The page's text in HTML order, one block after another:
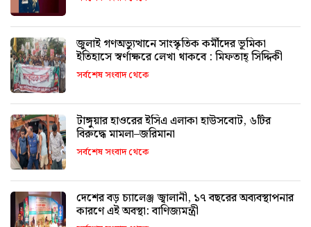
জুলাই গণঅভ্যুত্থানে সাংস্কৃতিক কর্মীদের ভূমিকা
ইতিহাসে স্বর্ণাক্ষরে লেখা থাকবে : মিফতাহ্ সিদ্দিকী
সর্বশেষ সংবাদ থেকে
টাঙ্গুয়ার হাওরের ইসিএ এলাকা হাউসবোট, ৬টির
বিরুদ্ধে মামলা–জরিমানা
সর্বশেষ সংবাদ থেকে
দেশের বড় চ্যালেঞ্জ জ্বালানী, ১৭ বছরের অব্যবস্থাপনার
কারণে এই অবস্থা: বাণিজ্যমন্ত্রী